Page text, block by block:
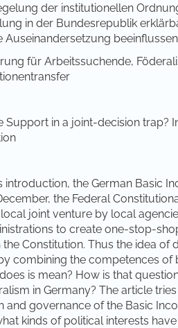
der institutionellen
in der Bundesrepublik
Auseinandersetzung
für Arbeitssuchende,
Support in a joint-decision trap?
introduction, the German Basic
the Federal
joint venture by local
to create one-stop-
Constitution. Thus the idea
combining the competences of
is mean? How is that
in Germany? The article
and governance of the Basic
kinds of political interests